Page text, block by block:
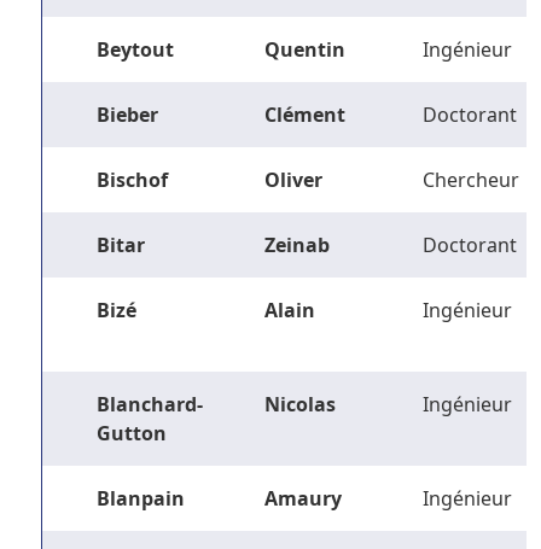
Beytout Quentin Ingénieur
Bieber Clément Doctorant
Bischof Oliver Chercheur
Bitar Zeinab Doctorant
Bizé Alain Ingénieur
Blanchard-
Gutton
Nicolas Ingénieur
Blanpain Amaury Ingénieur